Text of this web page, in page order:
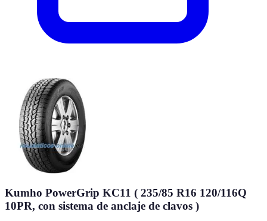
Kumho PowerGrip KC11 ( 235/85 R16 120/116Q
10PR, con sistema de anclaje de clavos )